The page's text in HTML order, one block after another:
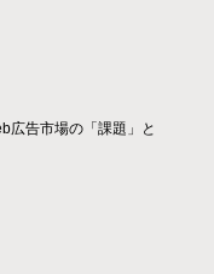
広告市場の「課題」と